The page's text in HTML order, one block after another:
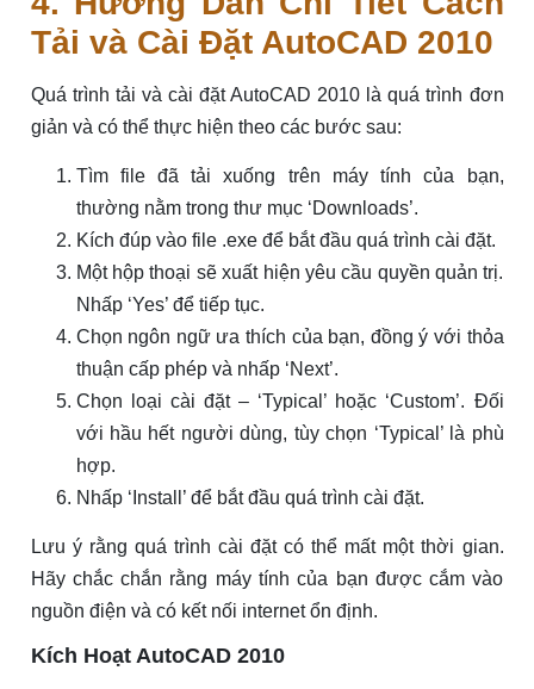
Tải và Cài Đặt AutoCAD 2010
Quá trình tải và cài đặt AutoCAD 2010 là quá trình đơn
giản và có thể thực hiện theo các bước sau:
Tìm file đã tải xuống trên máy tính của bạn,
thường nằm trong thư mục ‘Downloads’.
Kích đúp vào file .exe để bắt đầu quá trình cài đặt.
Một hộp thoại sẽ xuất hiện yêu cầu quyền quản trị.
Nhấp ‘Yes’ để tiếp tục.
Chọn ngôn ngữ ưa thích của bạn, đồng ý với thỏa
thuận cấp phép và nhấp ‘Next’.
Chọn loại cài đặt – ‘Typical’ hoặc ‘Custom’. Đối
với hầu hết người dùng, tùy chọn ‘Typical’ là phù
hợp.
Nhấp ‘Install’ để bắt đầu quá trình cài đặt.
Lưu ý rằng quá trình cài đặt có thể mất một thời gian.
Hãy chắc chắn rằng máy tính của bạn được cắm vào
nguồn điện và có kết nối internet ổn định.
Kích Hoạt AutoCAD 2010